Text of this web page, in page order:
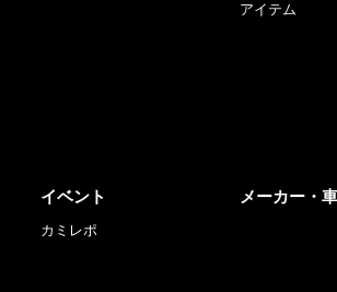
アイテム
イベント
カミレポ
メーカー・